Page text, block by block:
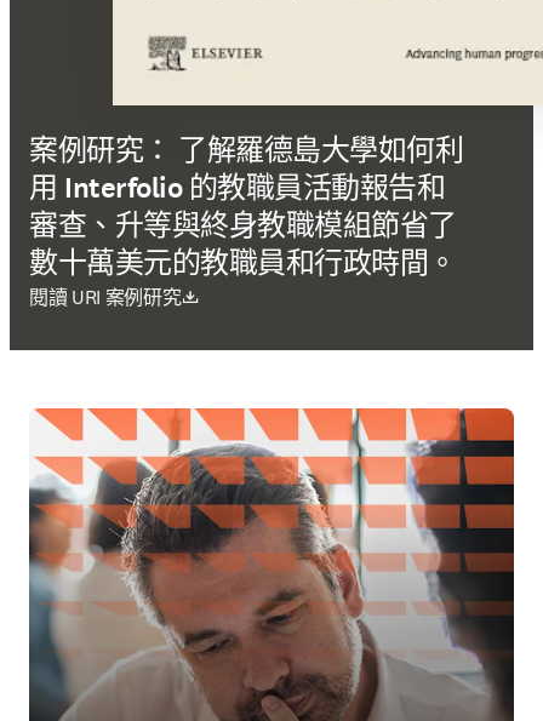
案例研究： 了解羅德島大學如何利
用 Interfolio 的教職員活動報告和
審查、升等與終身教職模組節省了
數十萬美元的教職員和行政時間。
閱讀 URI 案例研究
打開新的分頁／視窗